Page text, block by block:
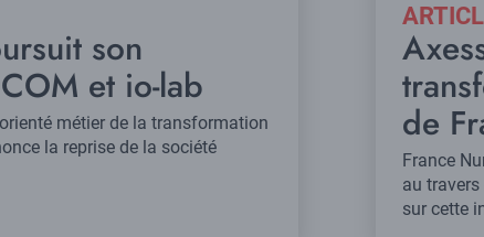
son
et io-lab
métier de la transformation
la reprise de la société
de
France
au
sur cette